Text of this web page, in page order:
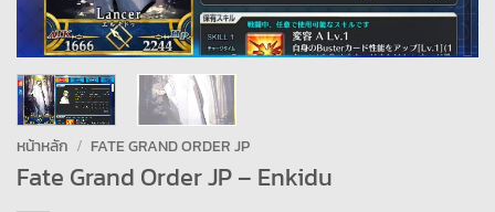
หน้าหลัก / FATE GRAND ORDER JP
Fate Grand Order JP – Enkidu